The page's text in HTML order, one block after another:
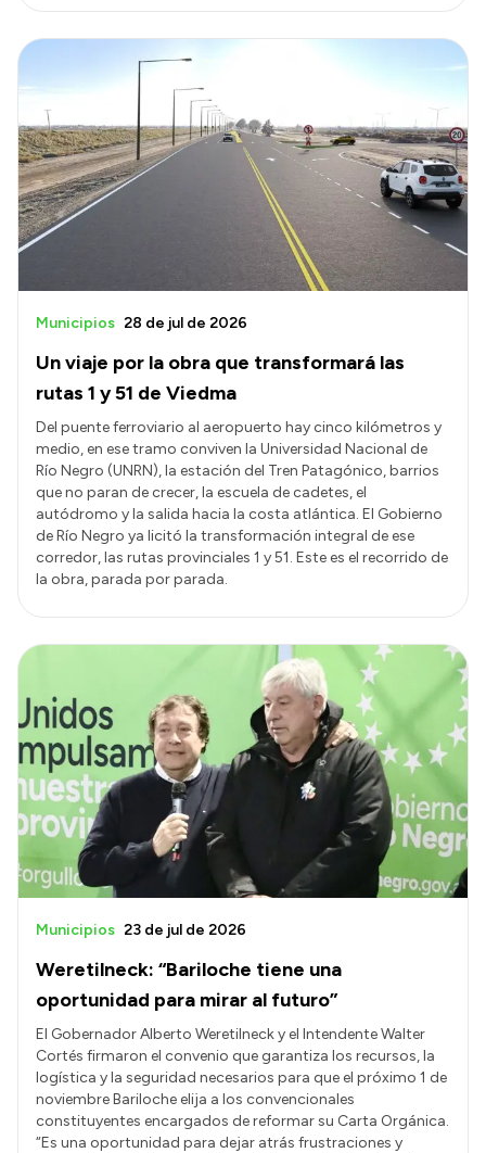
Un viaje por la obra que transformará las
rutas 1 y 51 de Viedma
Municipios 28 de jul de 2026
Del puente ferroviario al aeropuerto hay cinco kilómetros y
medio, en ese tramo conviven la Universidad Nacional de
Río Negro (UNRN), la estación del Tren Patagónico, barrios
que no paran de crecer, la escuela de cadetes, el
autódromo y la salida hacia la costa atlántica. El Gobierno
de Río Negro ya licitó la transformación integral de ese
corredor, las rutas provinciales 1 y 51. Este es el recorrido de
la obra, parada por parada.
Weretilneck: “Bariloche tiene una
oportunidad para mirar al futuro”
Municipios 23 de jul de 2026
El Gobernador Alberto Weretilneck y el Intendente Walter
Cortés firmaron el convenio que garantiza los recursos, la
logística y la seguridad necesarios para que el próximo 1 de
noviembre Bariloche elija a los convencionales
constituyentes encargados de reformar su Carta Orgánica.
“Es una oportunidad para dejar atrás frustraciones y